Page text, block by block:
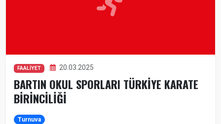
FAALİYET 20.03.2025
BARTIN OKUL SPORLARI TÜRKİYE KARATE
BİRİNCİLİĞİ
Turnuva